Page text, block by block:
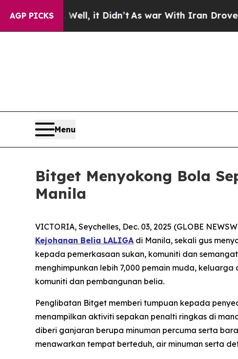
AGP PICKS
Well, it Didn’t As war With Iran Drove oil
Menu
Bitget Menyokong Bola
Manila
VICTORIA, Seychelles, Dec. 03, 2025 (GLOBE
Kejohanan Belia LALIGA di Manila, sekali gus
kepada pemerkasaan sukan, komuniti dan
menghimpunkan lebih 7,000 pemain muda,
komuniti dan pembangunan belia.
Penglibatan Bitget memberi tumpuan kepada
menampilkan aktiviti sepakan penalti ringkas di
diberi ganjaran berupa minuman percuma serta
menawarkan tempat berteduh, air minuman serta